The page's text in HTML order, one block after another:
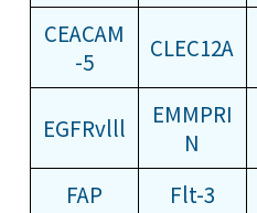
CEACAM
-5
CLEC12A
EGFRvlll
EMMPRI
N
FAP Flt-3